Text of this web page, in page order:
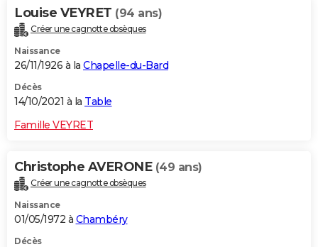
Bricolage
Lifestyle
Culture
Television
Voyage
Louise VEYRET (94 ans)
Créer une cagnotte obsèques
Naissance
26/11/1926 à la Chapelle-du-Bard
Décès
14/10/2021 à la Table
Famille VEYRET
Christophe AVERONE (49 ans)
Créer une cagnotte obsèques
Naissance
01/05/1972 à Chambéry
Décès